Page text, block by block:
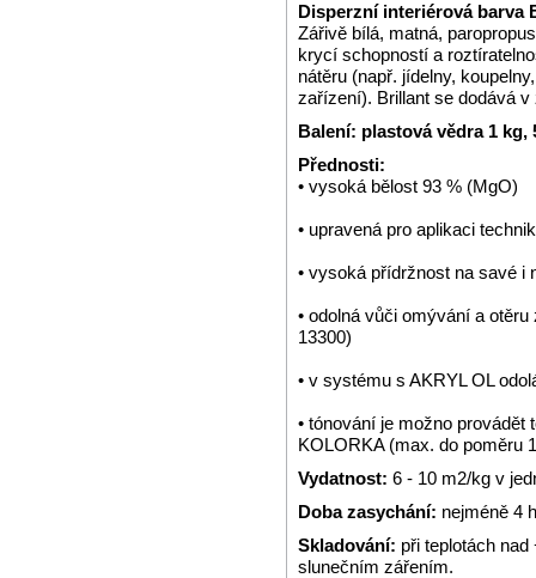
Disperzní interiérová barva
Zářivě bílá, matná,
krycí schopností a
nátěru (např. jídelny,
zařízení). Brillant se dodává
Balení: plastová vědra 1 kg,
Přednosti:
• vysoká bělost 93 % (MgO)
• upravená pro aplikaci
• vysoká přídržnost na savé i
• odolná vůči omývání a
13300)
• v systému s AKRYL OL
• tónování je možno
KOLORKA (max. do poměru
Vydatnost: 6 - 10 m2/kg v
Doba zasychání: nejméně 4
Skladování: při teplotách
slunečním zářením.